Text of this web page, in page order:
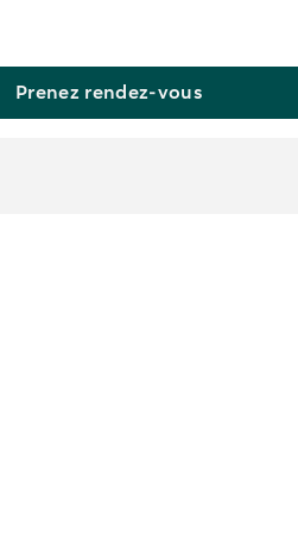
Prenez rendez-vous